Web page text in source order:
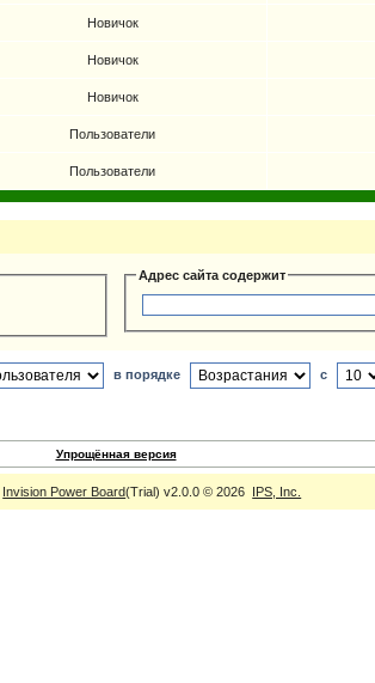
Новичок
Новичок
Новичок
Пользователи
Пользователи
Адрес сайта содержит
в порядке с
Упрощённая версия
Invision Power Board(Trial) v2.0.0 © 2026 IPS, Inc.